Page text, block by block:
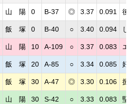
山 陽 0 B-37 ◎ 3.37 0.091 後
飯 塚 0 B-40 ○ 3.40 0.094 し
山 陽 10 A-109 ○ 3.37 0.083 エ
飯 塚 20 A-85 ○ 3.34 0.085 好
飯 塚 30 A-47 ◎ 3.30 0.106 捌
山 陽 30 S-42 ○ 3.33 0.083 堅